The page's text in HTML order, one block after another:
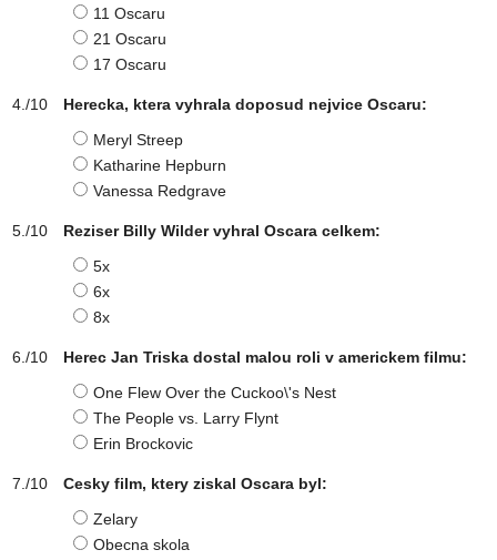
11 Oscaru
21 Oscaru
17 Oscaru
Herecka, ktera vyhrala doposud nejvice Oscaru:
Meryl Streep
Katharine Hepburn
Vanessa Redgrave
Reziser Billy Wilder vyhral Oscara celkem:
5x
6x
8x
Herec Jan Triska dostal malou roli v americkem filmu:
One Flew Over the Cuckoo\'s Nest
The People vs. Larry Flynt
Erin Brockovic
Cesky film, ktery ziskal Oscara byl:
Zelary
Obecna skola